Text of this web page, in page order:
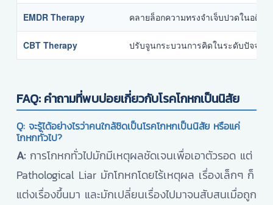
EMDR Therapy คลายล็อกความทรงจำเจ็บปวดในอดีต
CBT Therapy ปรับจูนกระบวนการคิดในระดับปัจจุบัน
FAQ: คำถามที่พบบ่อยเกี่ยวกับโรคโกหกเป็นนิสัย
Q: จะรู้ได้อย่างไรว่าคนใกล้ชิดเป็นโรคโกหกเป็นนิสัย หรือแค่
โกหกทั่วไป?
A: การโกหกทั่วไปมักมีเหตุผลชัดเจนเพื่อเอาตัวรอด แต่
Pathological Liar มักโกหกโดยไร้เหตุผล เรื่องเล็กๆ ก็
แต่งเรื่องขึ้นมา และมักเปลี่ยนเรื่องไปมาจนสับสนเมื่อถูก